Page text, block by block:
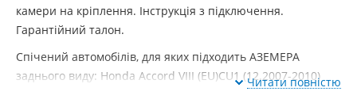
камери на кріплення. Інструкція з підключення.
Гарантійний талон.
Спічений автомобілів, для яких підходить АЗЕМЕРА
заднього виду: Honda Accord VIII (EU)CU1 (12.2007-2010)
Читати повністю